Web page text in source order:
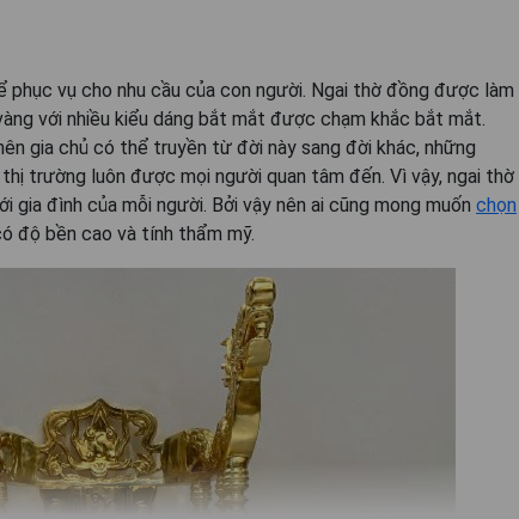
vụ cho nhu cầu của con người. Ngai thờ đồng được làm
với nhiều kiểu dáng bắt mắt được chạm khắc bắt mắt.
gia chủ có thể truyền từ đời này sang đời khác, những
trường luôn được mọi người quan tâm đến. Vì vậy, ngai thờ
đình của mỗi người. Bởi vậy nên ai cũng mong muốn chọn
độ bền cao và tính thẩm mỹ.